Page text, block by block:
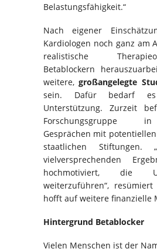
Belastungsfähigkeit.“
Nach eigener
Kardiologen noch ganz am
realistische
Betablockern
weitere,großangelegte
sein. Dafür bedarf es
Unterstützung. Zurzeit
Forschungsgruppe
Gesprächen mit
staatlichen Stiftungen.
vielversprechenden
hochmotiviert, die
weiterzuführen“,
hofft auf weitere finanzielle
Hintergrund Betablocker
Vielen Menschen ist der